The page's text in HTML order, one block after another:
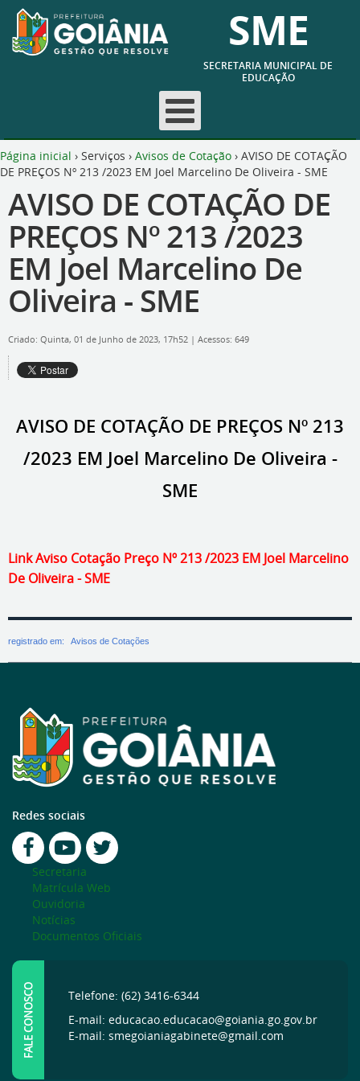
SME
SECRETARIA MUNICIPAL DE
EDUCAÇÃO
Página inicial › Serviços › Avisos de Cotação › AVISO DE COTAÇÃO
DE PREÇOS Nº 213 /2023 EM Joel Marcelino De Oliveira - SME
AVISO DE COTAÇÃO DE
PREÇOS Nº 213 /2023
EM Joel Marcelino De
Oliveira - SME
Criado: Quinta, 01 de Junho de 2023, 17h52 | Acessos: 649
AVISO DE COTAÇÃO DE PREÇOS Nº 213
/2023 EM Joel Marcelino De Oliveira -
SME
Link Aviso Cotação Preço Nº 213 /2023 EM Joel Marcelino
De Oliveira - SME
registrado em: Avisos de Cotações
Redes sociais
Secretaria
Matrícula Web
Ouvidoria
Notícias
Documentos Oficiais
FALE CONOSCO
Telefone: (62) 3416-6344
E-mail: educacao.educacao@goiania.go.gov.br
E-mail: smegoianiagabinete@gmail.com